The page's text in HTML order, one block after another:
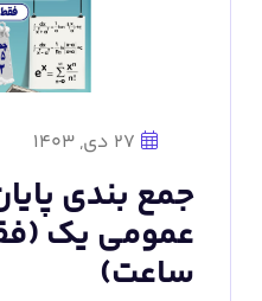
27 دی, 1403
جمع بندی
عمومی یک
ساعت)